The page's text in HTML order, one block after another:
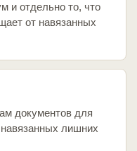
и отдельно то, что
от навязанных
документов для
лишних